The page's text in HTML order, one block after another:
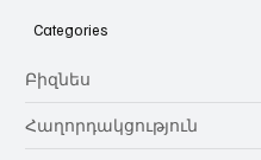
նվիրում որոշում
Categories
Բիզնես
Հաղորդակցություն